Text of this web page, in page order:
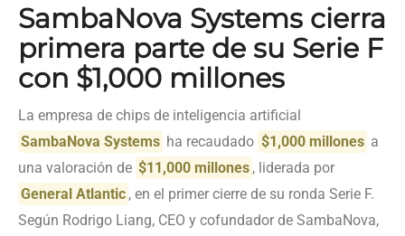
SambaNova Systems cierra
primera parte de su Serie F
con $1,000 millones
La empresa de chips de inteligencia artificial
SambaNova Systems ha recaudado $1,000 millones a
una valoración de $11,000 millones , liderada por
General Atlantic , en el primer cierre de su ronda Serie F.
Según Rodrigo Liang, CEO y cofundador de SambaNova,